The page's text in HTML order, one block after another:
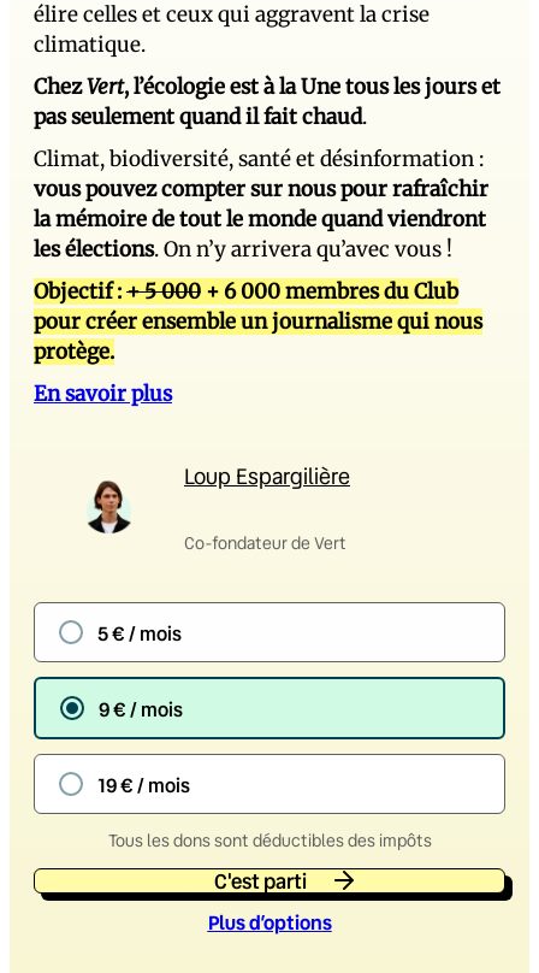
élire celles et ceux qui aggravent la crise
climatique.
ChezVert, l’écologie est à la Une tous les jours et
pas seulement quand il fait chaud.
Climat, biodiversité, santé et désinformation :
vous pouvez compter sur nous pour rafraîchir
la mémoire de tout le monde quand viendront
les élections. On n’y arrivera qu’avec vous !
Objectif :+ 5 000 + 6 000 membres du Club
pour créer ensemble un journalisme qui nous
protège.
En savoir plus
Loup Espargilière
Co-fondateur de Vert
5 € / mois
9 € / mois
19 € / mois
Tous les dons sont déductibles des impôts
C'est parti
Plus d’options